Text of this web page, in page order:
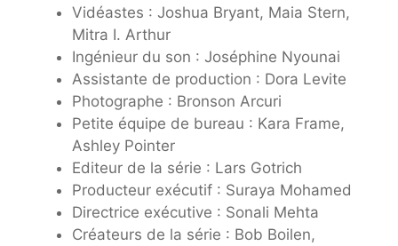
Vidéastes : Joshua Bryant, Maia Stern,
Mitra I. Arthur
Ingénieur du son : Joséphine Nyounai
Assistante de production : Dora Levite
Photographe : Bronson Arcuri
Petite équipe de bureau : Kara Frame,
Ashley Pointer
Editeur de la série : Lars Gotrich
Producteur exécutif : Suraya Mohamed
Directrice exécutive : Sonali Mehta
Créateurs de la série : Bob Boilen,